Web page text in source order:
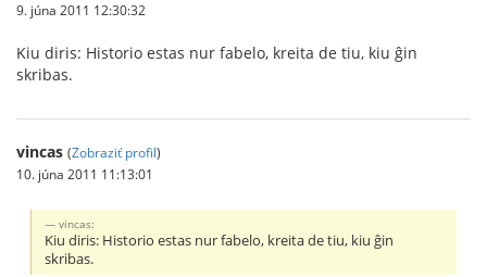
9. júna 2011 12:30:32
Kiu diris: Historio estas nur fabelo, kreita de tiu, kiu ĝin
skribas.
vincas (Zobraziť profil)
10. júna 2011 11:13:01
vincas:
Kiu diris: Historio estas nur fabelo, kreita de tiu, kiu ĝin
skribas.